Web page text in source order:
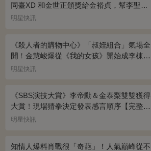
同臺XD 和金世正頒獎給金裕貞，幫李聖經
披外套超甜~
明星快訊
《殺人者的購物中心》「叔姪組合」氣場全
開！金慧峻爆從《我的女孩》開始成李棟旭
迷妹~
明星快訊
《SBS演技大賞》李帝勳＆金泰梨雙雙獲得
大賞！現場猜拳決定發表感言順序【完整得
獎名單】
明星快訊
知情人爆料肖戰很「奇葩」！人氣巔峰從不